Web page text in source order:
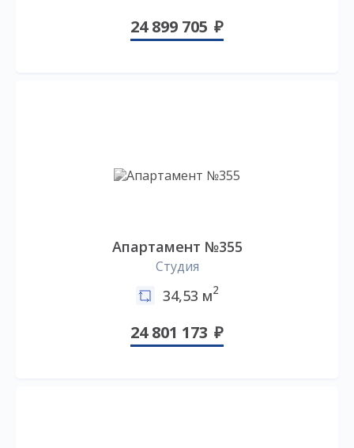
24 899 705
Апартамент №355
Студия
34,53 м2
24 801 173